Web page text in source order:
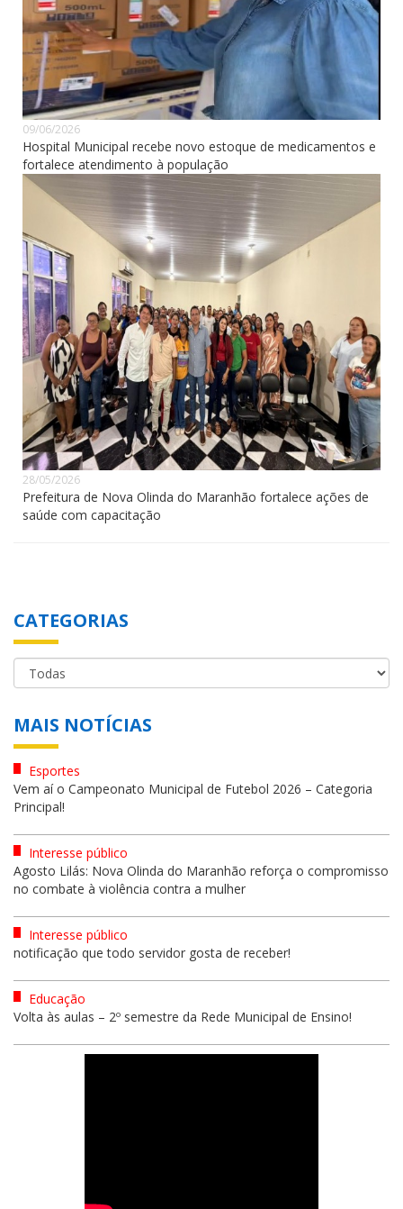
09/06/2026
Hospital Municipal recebe novo estoque de medicamentos e
fortalece atendimento à população
28/05/2026
Prefeitura de Nova Olinda do Maranhão fortalece ações de
saúde com capacitação
CATEGORIAS
MAIS NOTÍCIAS
Esportes
Vem aí o Campeonato Municipal de Futebol 2026 – Categoria
Principal!
Interesse público
Agosto Lilás: Nova Olinda do Maranhão reforça o compromisso
no combate à violência contra a mulher
Interesse público
notificação que todo servidor gosta de receber!
Educação
Volta às aulas – 2º semestre da Rede Municipal de Ensino!